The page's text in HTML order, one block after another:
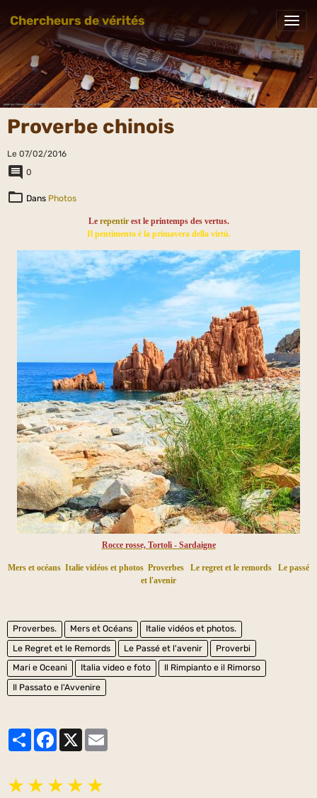
Chercheurs de vérités
Proverbe chinois
Le 07/02/2016
0
Dans Photos
Le repentirest le printemps des vertus.
Il pentimento è la primavera della virtù.
Rocce rosse, Tortolì - Sardaigne
Mers et océans Italie vidéos et photos Proverbes Le regret et le remords
Le passé
et l'avenir
Proverbes. Mers et Océans
Italie vidéos et photos.
Le Regret et le Remords
Le Passé et l'avenir
Proverbi
Mari e Oceani
Italia video e foto
Il Rimpianto e il Rimorso
Il Passato e l'Avvenire
PartagerFacebook
X
★ ★ ★ ★ ★